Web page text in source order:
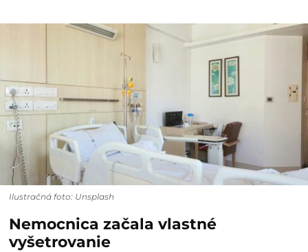
Ilustračná foto: Unsplash
Nemocnica začala vlastné
vyšetrovanie